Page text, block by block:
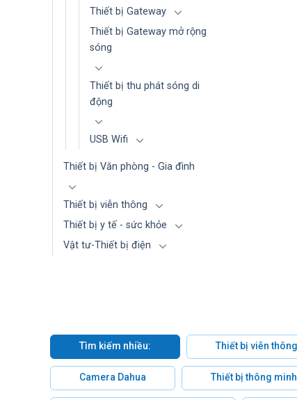
Thiết bị Gateway
Thiết bị Gateway mở rộng
sóng
Thiết bị thu phát sóng di
động
USB Wifi
Thiết bị Văn phòng - Gia đình
Thiết bị viễn thông
Thiết bị y tế - sức khỏe
Vật tư-Thiết bị điện
Tìm kiếm nhiều: Thiết bị viễn thông
Camera Dahua Thiết bị thông minh